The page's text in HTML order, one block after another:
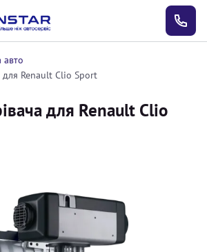
авто
для Renault Clio Sport
для Renault Clio